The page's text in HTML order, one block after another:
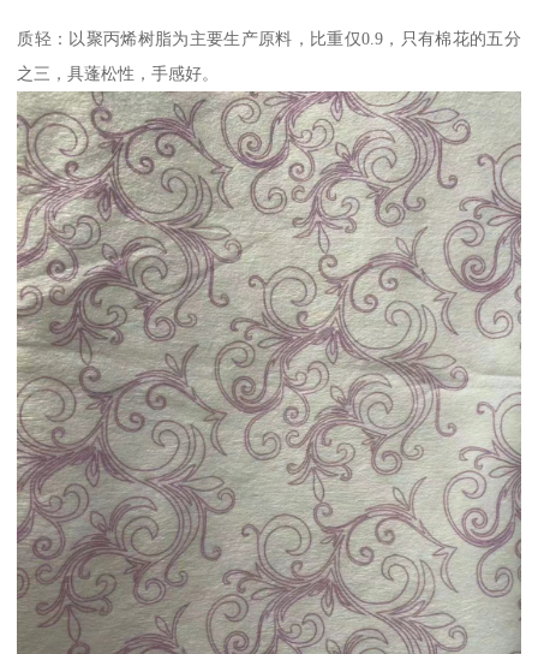
质轻：以聚丙烯树脂为主要生产原料，比重仅0.9，只有棉花的五分
之三，具蓬松性，手感好。